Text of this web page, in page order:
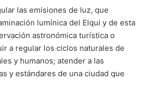
las emisiones de luz, que
lumínica del Elqui y de esta
astronómica turística o
a regular los ciclos naturales de
y humanos; atender a las
y estándares de una ciudad que